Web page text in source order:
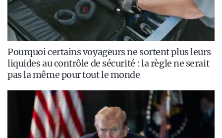
Pourquoi certains voyageurs ne sortent plus leurs
liquides au contrôle de sécurité : la règle ne serait
pas la même pour tout le monde